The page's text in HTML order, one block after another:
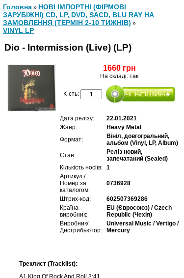
Головна » НОВІ ІМПОРТНІ (ФІРМОВІ
ЗАРУБІЖНІ) CD, LP, DVD, SACD, BLU RAY НА
ЗАМОВЛЕННЯ (ТЕРМІН 2-10 ТИЖНІВ) »
VINYL LP
Dio - Intermission (Live) (LP)
1660 грн
На складі: так
К-сть:
Дата релізу:
22.01.2021
Жанр:
Heavy Metal
Формат:
Вініл, довгогральний,
альбом (Vinyl, LP, Album)
Стан:
Реліз новий,
запечатаний (Sealed)
Кількість носіїв: 1
Артикул /
Номер за
каталогом:
0736928
Штрих-код:
602507369286
Країна
виробник:
EU (Євросоюз) / Czech
Republic (Чехія)
Виробник/
Дистрибьютор:
Universal Music / Vertigo /
Mercury
Треклист (Tracklist):
A1 King Of Rock And Roll 3:41